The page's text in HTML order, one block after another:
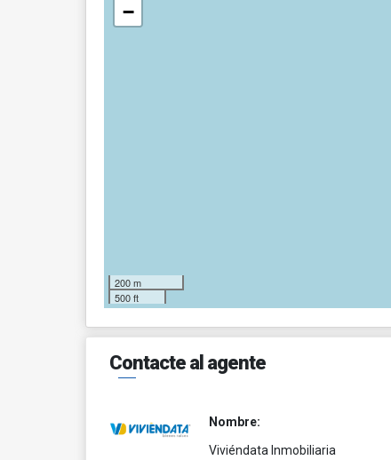
−
200 m
500 ft
Contacte al agente
Nombre:
Viviéndata Inmobiliaria